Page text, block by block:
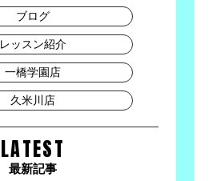
ブログ
レッスン紹介
一橋学園店
久米川店
LATEST
最新記事